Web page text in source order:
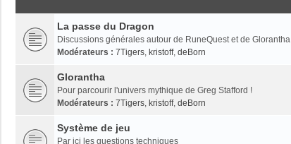
La passe du Dragon
Discussions générales autour de RuneQuest et de Glorantha
Modérateurs : 7Tigers, kristoff, deBorn
Glorantha
Pour parcourir l'univers mythique de Greg Stafford !
Modérateurs : 7Tigers, kristoff, deBorn
Système de jeu
Par ici les questions techniques